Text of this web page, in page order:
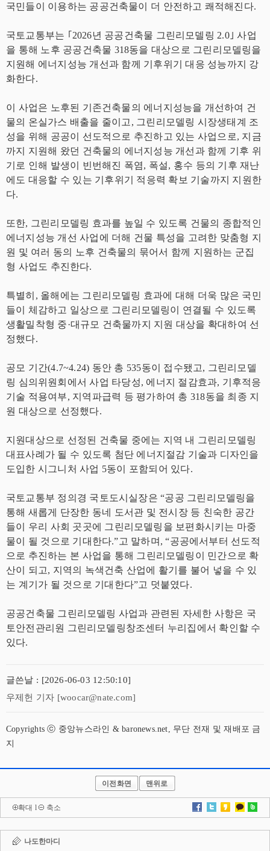
국민들이 이용하는 공공건축물이 더 안전하고 쾌적해진다.
국토교통부는 ｢2026년 공공건축물 그린리모델링 2.0｣ 사업
을 통해 노후 공공건축물 318동을 대상으로 그린리모델링을
지원해 에너지성능 개선과 함께 기후위기 대응 성능까지 강
화한다.
이 사업은 노후된 기존건축물의 에너지성능을 개선하여 건
물의 온실가스 배출을 줄이고, 그린리모델링 시장생태계 조
성을 위해 공공이 선도적으로 추진하고 있는 사업으로, 지금
까지 지원해 왔던 건축물의 에너지성능 개선과 함께 기후 위
기로 인해 발생이 빈번해진 폭염, 폭설, 홍수 등의 기후 재난
에도 대응할 수 있는 기후위기 적응력 확보 기술까지 지원한
다.
또한, 그린리모델링 효과를 높일 수 있도록 건물의 종합적인
에너지성능 개선 사업에 더해 건물 특성을 고려한 맞춤형 지
원 및 여러 동의 노후 건축물의 묶어서 함께 지원하는 군집
형 사업도 추진한다.
특별히, 올해에는 그린리모델링 효과에 대해 더욱 많은 국민
들이 체감하고 일상으로 그린리모델링이 연결될 수 있도록
생활밀착형 중·대규모 건축물까지 지원 대상을 확대하여 선
정했다.
공모 기간(4.7~4.24) 동안 총 535동이 접수됐고, 그린리모델
링 심의위원회에서 사업 타당성, 에너지 절감효과, 기후적응
기술 적용여부, 지역파급력 등 평가하여 총 318동을 최종 지
원 대상으로 선정했다.
지원대상으로 선정된 건축물 중에는 지역 내 그린리모델링
대표사례가 될 수 있도록 첨단 에너지절감 기술과 디자인을
도입한 시그니처 사업 5동이 포함되어 있다.
국토교통부 정의경 국토도시실장은 “공공 그린리모델링을
통해 새롭게 단장한 동네 도서관 및 전시장 등 친숙한 공간
들이 우리 사회 곳곳에 그린리모델링을 보편화시키는 마중
물이 될 것으로 기대한다.”고 말하며, “공공에서부터 선도적
으로 추진하는 본 사업을 통해 그린리모델링이 민간으로 확
산이 되고, 지역의 녹색건축 산업에 활기를 불어 넣을 수 있
는 계기가 될 것으로 기대한다”고 덧붙였다.
공공건축물 그린리모델링 사업과 관련된 자세한 사항은 국
토안전관리원 그린리모델링창조센터 누리집에서 확인할 수
있다.
글쓴날 : [2026-06-03 12:50:10]
우제헌 기자 [woocar@nate.com]
Copyrights ⓒ 중앙뉴스라인 & baronews.net, 무단 전재 및 재배포 금
지
이전화면 맨위로
확대 l 축소